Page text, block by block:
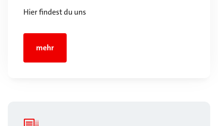
Hier findest du uns
mehr